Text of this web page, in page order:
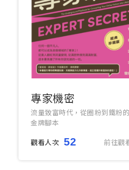
專家機密
流量致富時代，從圈粉到鐵粉
金牌腳本
觀看人次 52 前往觀